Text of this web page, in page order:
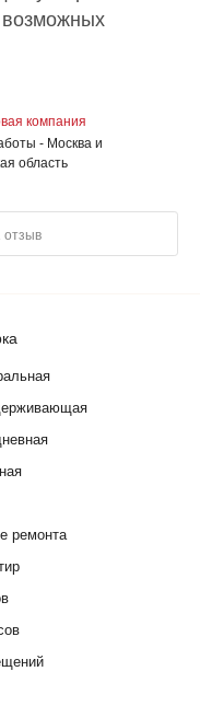
компания
- Москва и
область
отзыв
ремонта